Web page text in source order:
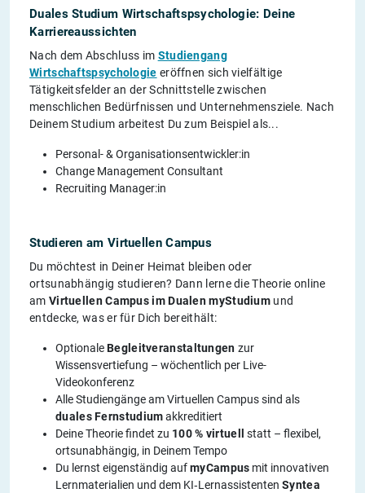
Duales Studium Wirtschaftspsychologie: Deine
Karriereaussichten
Nach dem Abschluss im Studiengang
Wirtschaftspsychologie eröffnen sich vielfältige
Tätigkeitsfelder an der Schnittstelle zwischen
menschlichen Bedürfnissen und Unternehmensziele. Nach
Deinem Studium arbeitest Du zum Beispiel als...
Personal- & Organisationsentwickler:in
Change Management Consultant
Recruiting Manager:in
Studieren am Virtuellen Campus
Du möchtest in Deiner Heimat bleiben oder
ortsunabhängig studieren? Dann lerne die Theorie online
am Virtuellen Campus im Dualen myStudium und
entdecke, was er für Dich bereithält:
OptionaleBegleitveranstaltungen zur
Wissensvertiefung – wöchentlich per Live-
Videokonferenz
Alle Studiengänge am Virtuellen Campus sind als
duales Fernstudiumakkreditiert
Deine Theorie findet zu 100 % virtuell
statt – flexibel,
ortsunabhängig, in Deinem Tempo
Du lernst eigenständig aufmyCampus mit innovativen
Lernmaterialien und dem KI‑Lernassistenten Syntea